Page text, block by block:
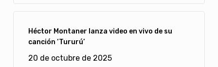
Héctor Montaner lanza video en vivo de su
canción ‘Tururú’
20 de octubre de 2025